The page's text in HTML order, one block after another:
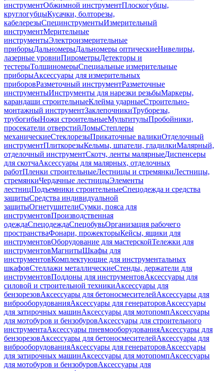
инструментОбжимной инструментПлоскогубцы,
круглогубцыКусачки, болторезы,
кабелерезыСпецинструментыИзмерительный
инструментМерительные
инструментыЭлектроизмерительные
приборыДальномерыДальномеры оптическиеНивелиры,
лазерные уровниПирометрыДетекторы и
тестерыТолщиномерыСпециальные измерительные
приборыАксессуары для измерительных
приборовРазметочный инструментРазметочные
инструментыИнструменты для нарезки резьбыМаркеры,
карандаши строительныеКлейма ударныеСтроительно-
монтажный инструментЗаклепочникиТруборезы,
трубогибыНожи строительныеМультитулыПробойники,
просекатели отверстийЛомыСтеплеры
механическиеСтеклорезыПрикаточные валикиОтделочный
инструментПлиткорезыКельмы, шпатели, гладилкиМалярный,
отделочный инструментСкотч, ленты малярныеДиспенсеры
для скотчаАксессуары для малярных, отделочных
работПленки строительныеЛестницы и стремянкиЛестницы,
стремянкиЧердачные лестницыЭлементы
лестницПодъемники строительныеСпецодежда и средства
защитыСредства индивидуальной
защитыОгнетушителиСумки, пояса для
инструментовПроизводственная
одеждаСпецодеждаСпецобувьОрганизация рабочего
пространстваФонари, прожекторыКейсы, ящики для
инструментовОборудование для мастерскойТележки для
инструментовМагнитыШкафы для
инструментовКомплектующие для инструментальных
шкафовСтеллажи металлическиеСтенды, держатели для
инструментовПоддоны для инструментовАксессуары для
силовой и строительной техникиАксессуары для
бензорезовАксессуары для бетоносмесителейАксессуары для
виброоборудованияАксессуары для генераторовАксессуары
для затирочных машинАксессуары для мотопомпАксессуары
для мотобуров и бензобуровАксессуары для строительного
инструментаАксессуары пневмооборудованияАксессуары для
бензорезовАксессуары для бетоносмесителейАксессуары для
виброоборудованияАксессуары для генераторовАксессуары
для затирочных машинАксессуары для мотопомпАксессуары
для мотобуров и бензобуровАксессуары для